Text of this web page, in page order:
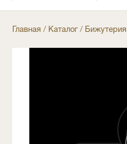
Главная / Каталог/ Бижутерия